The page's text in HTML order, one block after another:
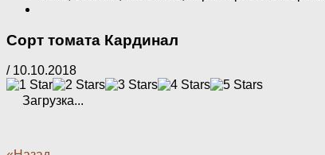
Сорт томата Кардинал
/ 10.10.2018
Загрузка...